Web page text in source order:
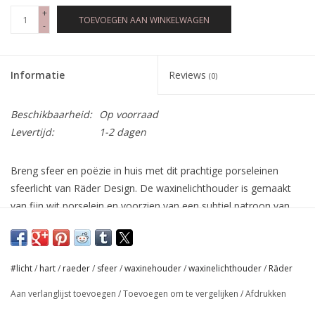
+
-
TOEVOEGEN AAN WINKELWAGEN
Informatie Reviews (0)
Beschikbaarheid:
Op voorraad
Levertijd:
1-2 dagen
Breng sfeer en poëzie in huis met dit prachtige porseleinen
sfeerlicht van Räder Design. De waxinelichthouder is gemaakt
van fijn wit porselein en voorzien van een subtiel patroon van
zodra er een theelichtje in brandt.
Perfect voor de wintermaanden, feestdagen of gewoon voor
het tijdloze design in elk interieur en is ook ideaal als cadeautje.
#licht/ hart/ raeder/ sfeer/waxinehouder/waxinelichthouder/ Räder
Aan verlanglijst toevoegen /Toevoegen om te vergelijken /Afdrukken